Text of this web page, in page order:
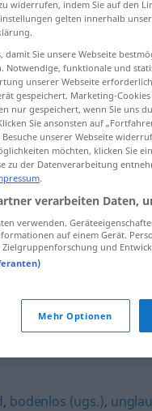
, bodenlos (ugs.),
widerrufen, indem Sie auf den
gelten innerhalb
damit Sie unsere Webseite
Notwendige, funktionale und
unserer Webseite
gespeichert. Marketing-
nur gespeichert, wenn Sie uns
Sie ansonsten auf
unserer Webseite
möchten, klicken Sie
zu der Datenverarbeitung
.
verarbeiten Daten,
verwenden.
auf einem Gerät.
und
Mehr Optionen